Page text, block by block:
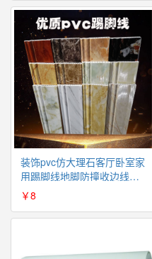
装饰pvc仿大理石客厅卧室家
用踢脚线地脚防撞收边线条
12公分（不包邮）
￥8